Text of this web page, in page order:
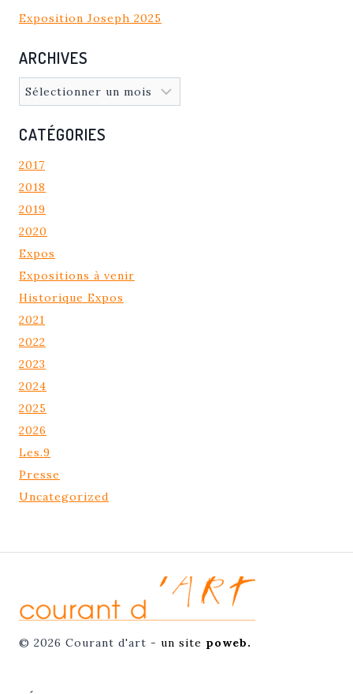
Exposition Joseph 2025
ARCHIVES
Archives
CATÉGORIES
2017
2018
2019
2020
Expos
Expositions à venir
Historique Expos
2021
2022
2023
2024
2025
2026
Les.9
Presse
Uncategorized
© 2026 Courant d'art - un site poweb.